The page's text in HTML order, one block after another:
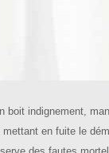
indignement,
mettant en fuite le